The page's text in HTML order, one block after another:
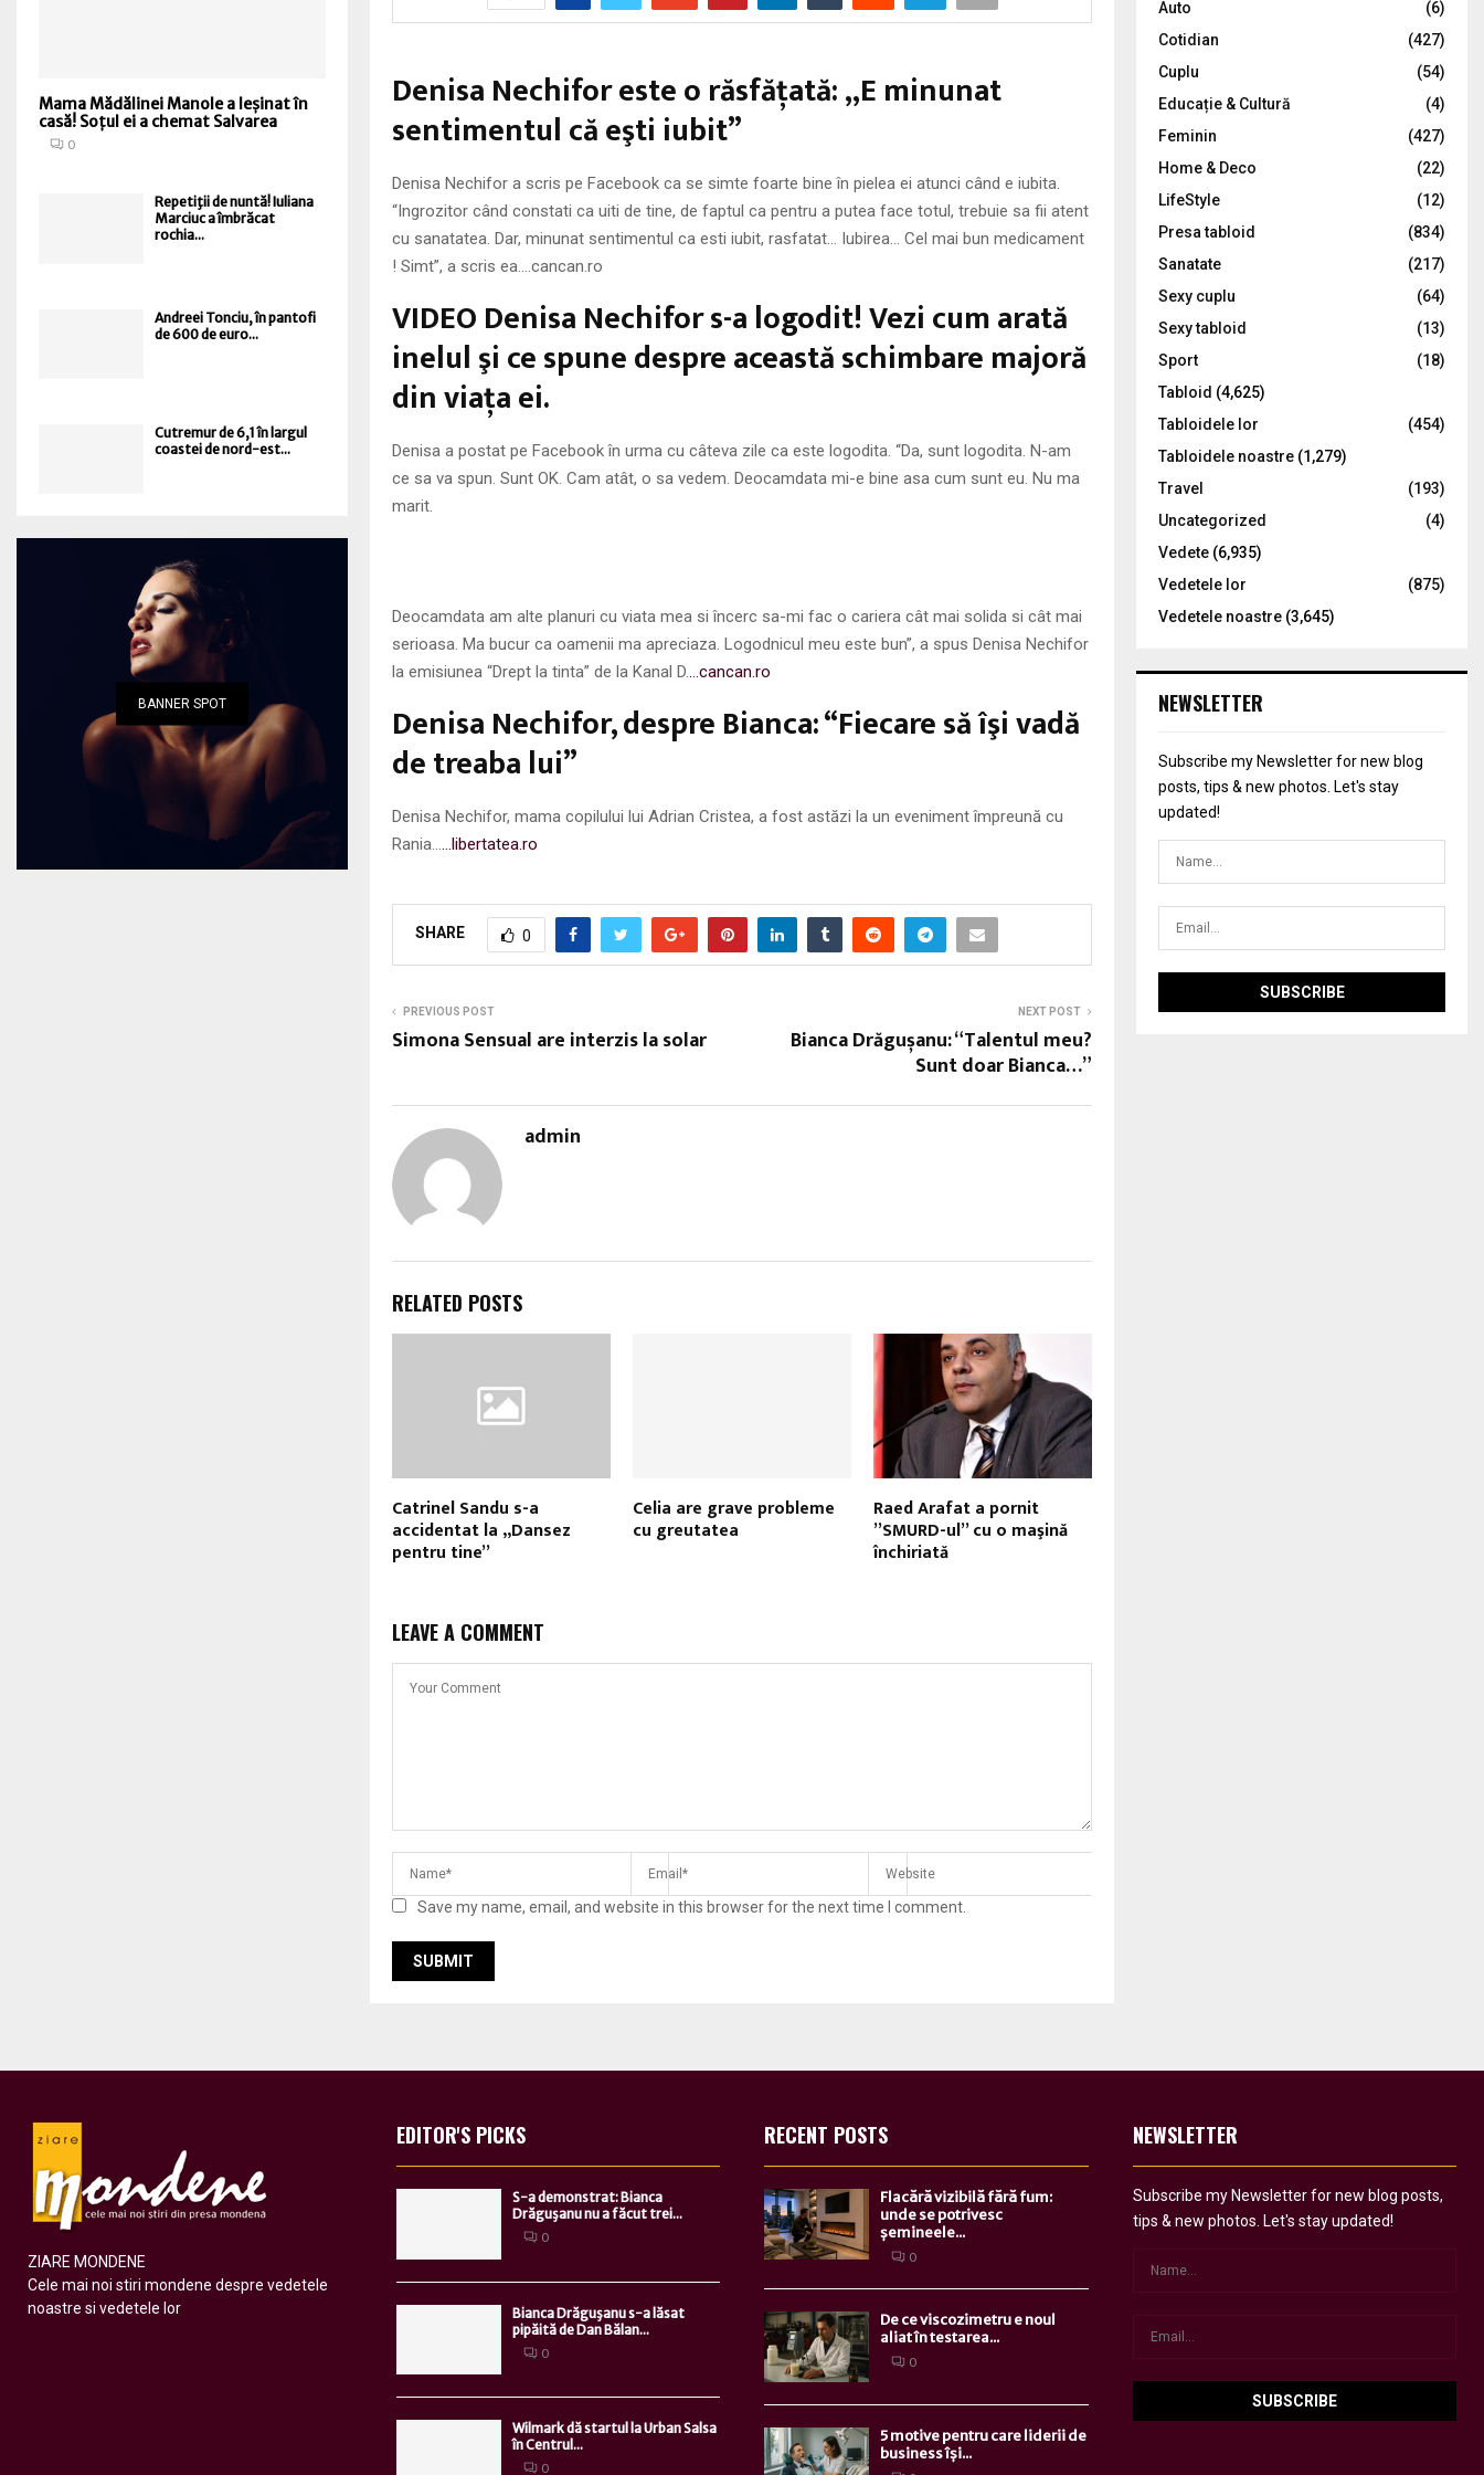
Denisa Nechifor este o răsfăţată: „E minunat
sentimentul că eşti iubit”
Denisa Nechifor a scris pe Facebook ca se simte foarte bine în pielea ei atunci când e iubita.
“Ingrozitor când constati ca uiti de tine, de faptul ca pentru a putea face totul, trebuie sa fii atent
cu sanatatea. Dar, minunat sentimentul ca esti iubit, rasfatat… Iubirea… Cel mai bun medicament
! Simt”, a scris ea….cancan.ro
VIDEO Denisa Nechifor s-a logodit! Vezi cum arată
inelul şi ce spune despre această schimbare majoră
din viaţa ei.
Denisa a postat pe Facebook în urma cu câteva zile ca este logodita. “Da, sunt logodita. N-am
ce sa va spun. Sunt OK. Cam atât, o sa vedem. Deocamdata mi-e bine asa cum sunt eu. Nu ma
marit.
Deocamdata am alte planuri cu viata mea si încerc sa-mi fac o cariera cât mai solida si cât mai
serioasa. Ma bucur ca oamenii ma apreciaza. Logodnicul meu este bun”, a spus Denisa Nechifor
la emisiunea “Drept la tinta” de la Kanal D.
…cancan.ro
Denisa Nechifor, despre Bianca: “Fiecare să îşi vadă
de treaba lui”
Denisa Nechifor, mama copilului lui Adrian Cristea, a fost astăzi la un eveniment împreună cu
Rania…
…libertatea.ro
SHARE 0
PREVIOUS POST
Simona Sensual are interzis la solar
NEXT POST
Bianca Drăgușanu: “Talentul meu?
Sunt doar Bianca…”
admin
RELATED POSTS
Catrinel Sandu s-a
accidentat la „Dansez
pentru tine”
Celia are grave probleme
cu greutatea
Raed Arafat a pornit
”SMURD-ul” cu o maşină
închiriată
LEAVE A COMMENT
Save my name, email, and website in this browser for the next time I comment.
Mama Mădălinei Manole a leșinat în
casă! Soțul ei a chemat Salvarea
0
Repetiţii de nuntă! Iuliana
Marciuc a îmbrăcat
rochia...
Andreei Tonciu, în pantofi
de 600 de euro...
Cutremur de 6,1 în largul
coastei de nord-est...
BANNER SPOT
:
C
Auto
(6)
Cotidian
(427)
Cuplu
(54)
Educație & Cultură
(4)
Feminin
(427)
Home & Deco
(22)
LifeStyle
(12)
Presa tabloid
(834)
Sanatate
(217)
Sexy cuplu
(64)
Sexy tabloid
(13)
Sport
(18)
Tabloid (4,625)
Tabloidele lor
(454)
Tabloidele noastre (1,279)
Travel
(193)
Uncategorized
(4)
Vedete (6,935)
Vedetele lor
(875)
Vedetele noastre (3,645)
NEWSLETTER
Subscribe my Newsletter for new blog
posts, tips & new photos. Let's stay
updated!
ZIARE MONDENE
Cele mai noi stiri mondene despre vedetele
noastre si vedetele lor
EDITOR'S PICKS
S-a demonstrat: Bianca
Drăguşanu nu a făcut trei...
0
Bianca Drăguşanu s-a lăsat
pipăită de Dan Bălan...
0
Wilmark dă startul la Urban Salsa
în Centrul...
0
RECENT POSTS
Flacără vizibilă fără fum:
unde se potrivesc
șemineele...
0
De ce viscozimetru e noul
aliat în testarea...
0
5 motive pentru care liderii de
business își...
NEWSLETTER
Subscribe my Newsletter for new blog posts,
tips & new photos. Let's stay updated!